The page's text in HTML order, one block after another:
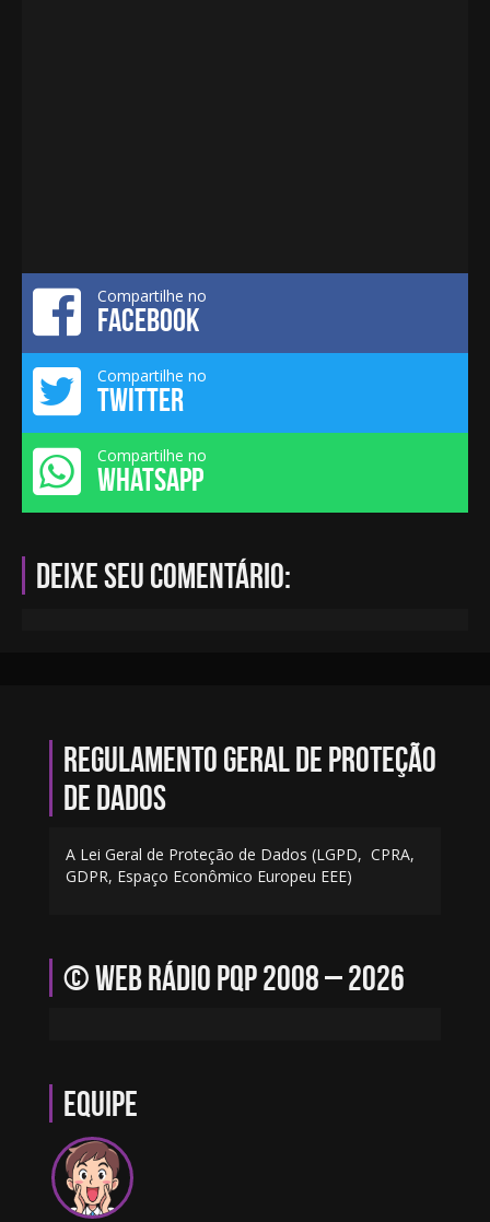
Compartilhe no
FACEBOOK
Compartilhe no
TWITTER
Compartilhe no
WHATSAPP
Deixe seu comentário:
Regulamento geral de proteção
de dados
A Lei Geral de Proteção de Dados (LGPD, CPRA,
GDPR, Espaço Econômico Europeu EEE)
© Web Rádio PQP 2008 – 2026
Equipe